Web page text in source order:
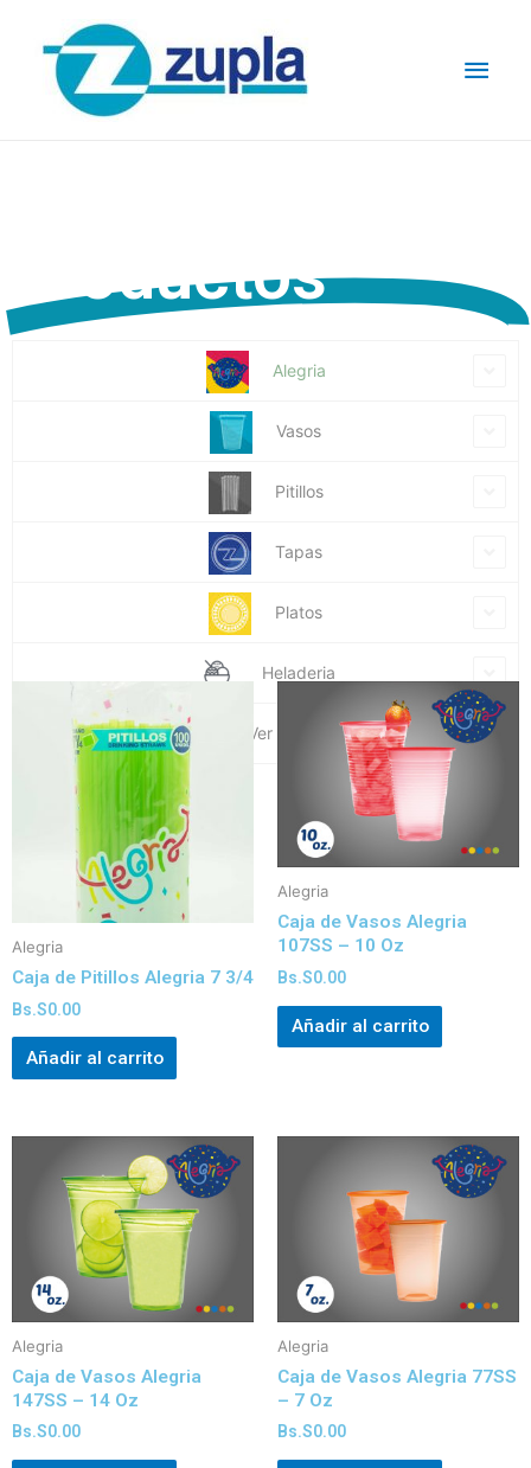
Productos
Alegria
Vasos
Pitillos
Tapas
Platos
Heladeria
Ver mi carrito
Alegria
Caja de Pitillos Alegria 7 3/4
Bs.S0.00
Añadir al carrito
Alegria
Caja de Vasos Alegria
107SS – 10 Oz
Bs.S0.00
Añadir al carrito
Alegria
Caja de Vasos Alegria
147SS – 14 Oz
Bs.S0.00
Alegria
Caja de Vasos Alegria 77SS
– 7 Oz
Bs.S0.00